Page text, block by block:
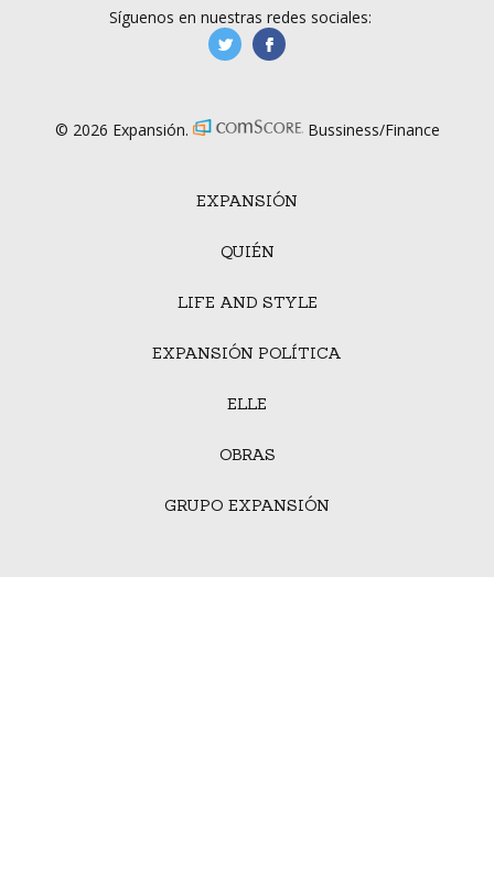
EXPANSIÓN
QUIÉN
LIFE AND STYLE
EXPANSIÓN POLÍTICA
ELLE
OBRAS
GRUPO EXPANSIÓN
Síguenos en nuestras redes sociales:
manufacturaGE
© 2026 Expansión. Bussiness/Finance